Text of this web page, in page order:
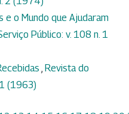
e o Mundo que Ajudaram
Público: v. 108 n. 1
Revista do
(1963)